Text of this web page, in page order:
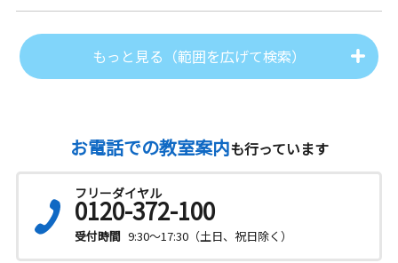
もっと見る（範囲を広げて検索）
お電話での教室案内も行っています
フリーダイヤル
0120-372-100
受付時間 9:30～17:30（土日、祝日除く）